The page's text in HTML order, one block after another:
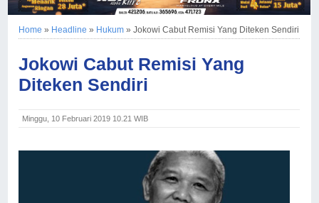
Home » Headline » Hukum »Jokowi Cabut Remisi Yang Diteken Sendiri
Jokowi Cabut Remisi Yang
Diteken Sendiri
Minggu, 10 Februari 2019 10.21 WIB